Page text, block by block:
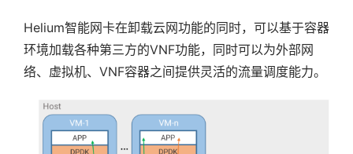
Helium智能网卡在卸载云网功能的同时，可以基于容器
环境加载各种第三方的VNF功能，同时可以为外部网
络、虚拟机、VNF容器之间提供灵活的流量调度能力。